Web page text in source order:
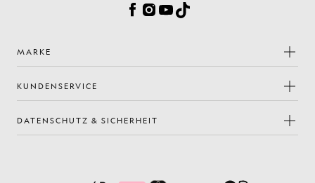
Facebook
Instagram
YouTube
TikTok
MARKE
KUNDENSERVICE
DATENSCHUTZ & SICHERHEIT